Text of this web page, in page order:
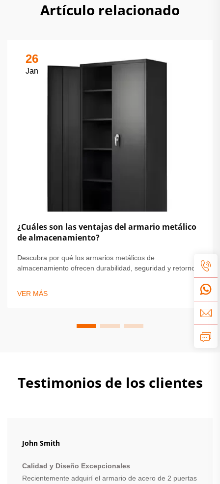
Artículo relacionado
26
Jan
¿Cuáles son las ventajas del armario metálico
de almacenamiento?
Descubra por qué los armarios metálicos de
almacenamiento ofrecen durabilidad, seguridad y retorno
OSHA/NFPA, reduzca el mantenimiento en un 68 % y
VER MÁS
Testimonios de los clientes
John Smith
Calidad y Diseño Excepcionales
Recientemente adquirí el armario de acero de 2 puertas